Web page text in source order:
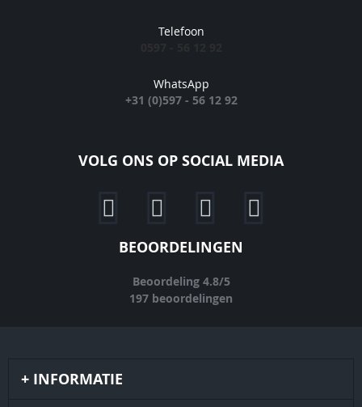
Telefoon
WhatsApp
+31 (0)597 - 56 12 92
VOLG ONS OP SOCIAL MEDIA
BEOORDELINGEN
Beoordeling 4.8/5
197 beoordelingen
INFORMATIE